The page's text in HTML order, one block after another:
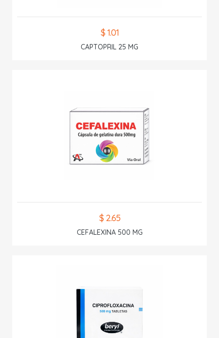
$ 1.01
CAPTOPRIL 25 MG
$ 2.65
CEFALEXINA 500 MG